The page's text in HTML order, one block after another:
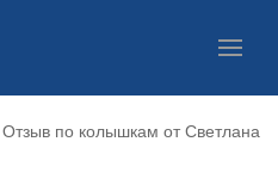
Отзыв по колышкам от Светлана